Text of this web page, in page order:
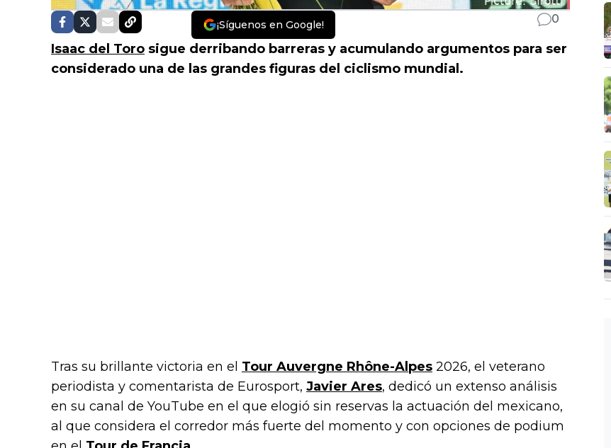
¡Síguenos en Google! 0
Isaac del Toro sigue derribando barreras y acumulando argumentos para ser
considerado una de las grandes figuras del ciclismo mundial.
Tras su brillante victoria en el Tour Auvergne Rhône-Alpes 2026, el veterano
periodista y comentarista de Eurosport, Javier Ares, dedicó un extenso análisis
en su canal de YouTube en el que elogió sin reservas la actuación del mexicano,
al que considera el corredor más fuerte del momento y con opciones de podium